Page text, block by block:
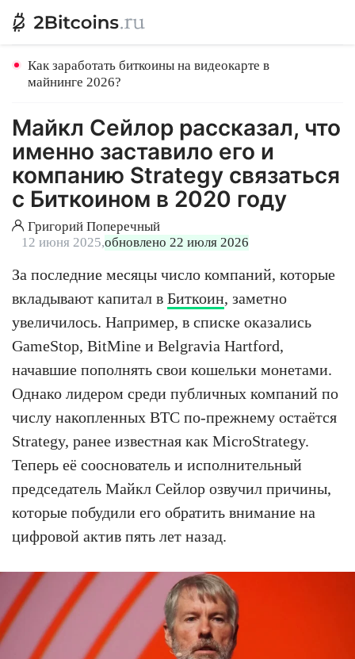
Как заработать биткоины на видеокарте в
майнинге 2026?
Майкл Сейлор рассказал, что
именно заставило его и
компанию Strategy связаться
с Биткоином в 2020 году
Григорий Поперечный
12 июня 2025,обновлено 22 июля 2026
За последние месяцы число компаний, которые
вкладывают капитал в Биткоин, заметно
увеличилось. Например, в списке оказались
GameStop, BitMine и Belgravia Hartford,
начавшие пополнять свои кошельки монетами.
Однако лидером среди публичных компаний по
числу накопленных BTC по-прежнему остаётся
Strategy, ранее известная как MicroStrategy.
Теперь её сооснователь и исполнительный
председатель Майкл Сейлор озвучил причины,
которые побудили его обратить внимание на
цифровой актив пять лет назад.